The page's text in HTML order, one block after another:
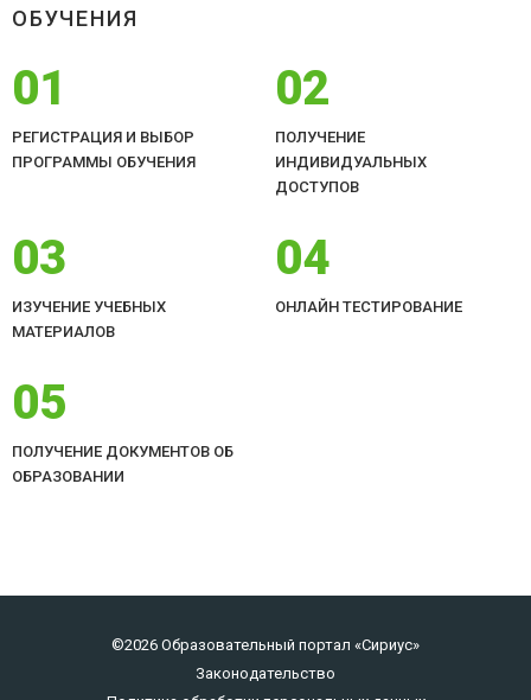
ОБУЧЕНИЯ
01
РЕГИСТРАЦИЯ И ВЫБОР
ПРОГРАММЫ ОБУЧЕНИЯ
02
ПОЛУЧЕНИЕ
ИНДИВИДУАЛЬНЫХ
ДОСТУПОВ
03
ИЗУЧЕНИЕ УЧЕБНЫХ
МАТЕРИАЛОВ
04
ОНЛАЙН ТЕСТИРОВАНИЕ
05
ПОЛУЧЕНИЕ ДОКУМЕНТОВ ОБ
ОБРАЗОВАНИИ
©2026 Образовательный портал «Сириус»
Законодательство